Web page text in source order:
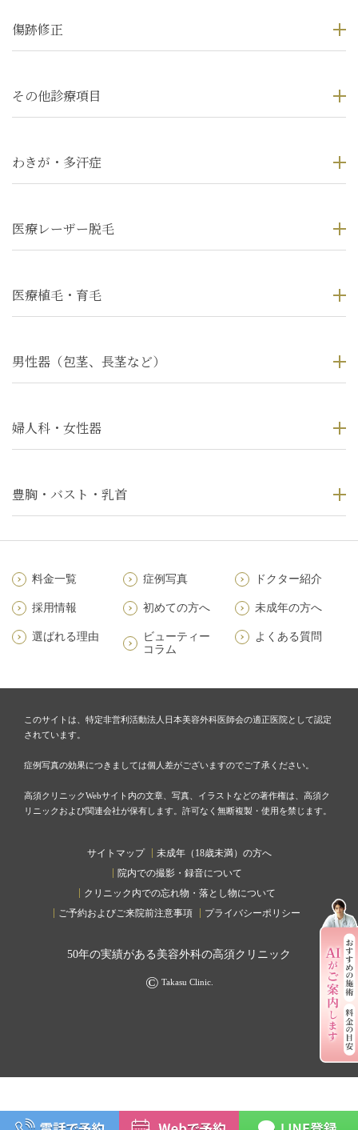
傷跡修正
その他診療項目
わきが・多汗症
医療レーザー脱毛
医療植毛・育毛
男性器（包茎、長茎など）
婦人科・女性器
豊胸・バスト・乳首
料金一覧 症例写真 ドクター紹介
採用情報 初めての方へ 未成年の方へ
選ばれる理由
ビューティー
コラム
よくある質問
このサイトは、特定非営利活動法人日本美容外科医師会の適正医院として認定
されています。
症例写真の効果につきましては個人差がございますのでご了承ください。
高須クリニックWebサイト内の文章、写真、イラストなどの著作権は、高須ク
リニックおよび関連会社が保有します。許可なく無断複製・使用を禁じます。
サイトマップ
未成年（18歳未満）の方へ
院内での撮影・録音について
クリニック内での忘れ物・落とし物について
ご予約およびご来院前注意事項
プライバシーポリシー
50年の実績がある美容外科の高須クリニック
© Takasu Clinic.